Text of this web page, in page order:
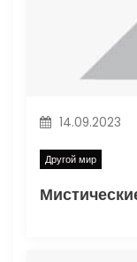
14.09.2023
Другой мир